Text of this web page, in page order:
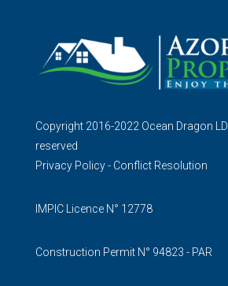
Copyright 2016-2022 Ocean Dragon
reserved
Privacy Policy- Conflict Resolution
IMPIC Licence N° 12778
Construction Permit N° 94823 - PAR